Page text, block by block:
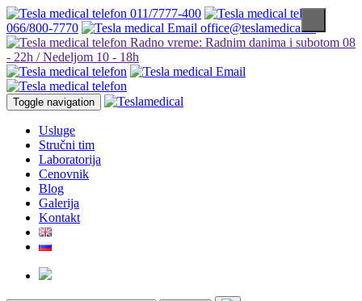
011/7777-400
066/800-7770
office@teslamedical.rs
Radno vreme: Radnim danima i subotom 08
- 22h / Nedeljom 10 - 18h
Toggle navigation
Usluge
Stručni tim
Laboratorija
Cenovnik
Blog
Galerija
Kontakt